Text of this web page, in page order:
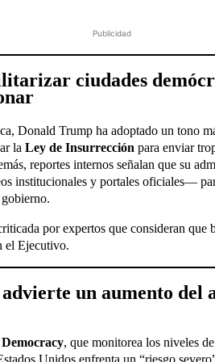
Publicidad
ciudades
Donald Trump ha adoptado un tono
la Ley de Insurrección para enviar
reportes internos señalan que su
institucionales y portales oficiales—
por expertos que consideran que
el Ejecutivo.
un aumento del
, que monitorea los niveles